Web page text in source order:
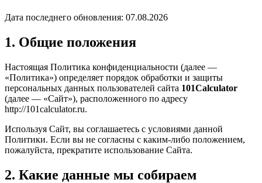
Дата последнего обновления: 07.08.2026
1. Общие положения
Настоящая Политика конфиденциальности (далее —
«Политика») определяет порядок обработки и защиты
персональных данных пользователей сайта 101Calculator
(далее — «Сайт»), расположенного по адресу
http://101calculator.ru.
Используя Сайт, вы соглашаетесь с условиями данной
Политики. Если вы не согласны с каким-либо положением,
пожалуйста, прекратите использование Сайта.
2. Какие данные мы собираем